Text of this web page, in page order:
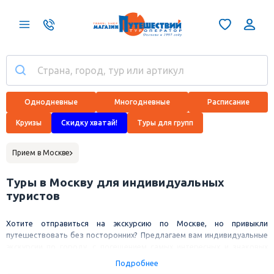
Однодневные Многодневные Расписание
Круизы Скидку хватай! Туры для групп
Прием в Москве
Туры в Москву для индивидуальных
туристов
Хотите отправиться на экскурсию по Москве, но привыкли
путешествовать без посторонних? Предлагаем вам индивидуальные
Планируете организовать для ребенка интересный выходной?
Подробнее